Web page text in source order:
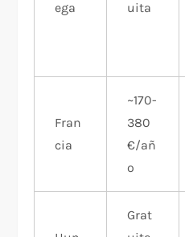
ega
uita
Fran
cia
~170-
380
€/añ
o
Grat